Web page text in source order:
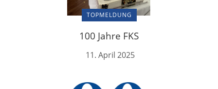
TOPMELDUNG
100 Jahre FKS
11. April 2025